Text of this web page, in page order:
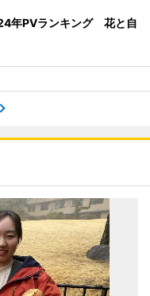
年PVランキング 花と自